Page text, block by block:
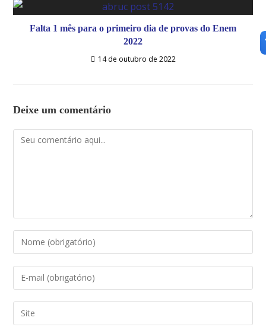
Falta 1 mês para o primeiro dia de provas do Enem
2022
14 de outubro de 2022
Deixe um comentário